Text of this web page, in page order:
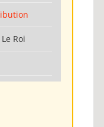
Roi